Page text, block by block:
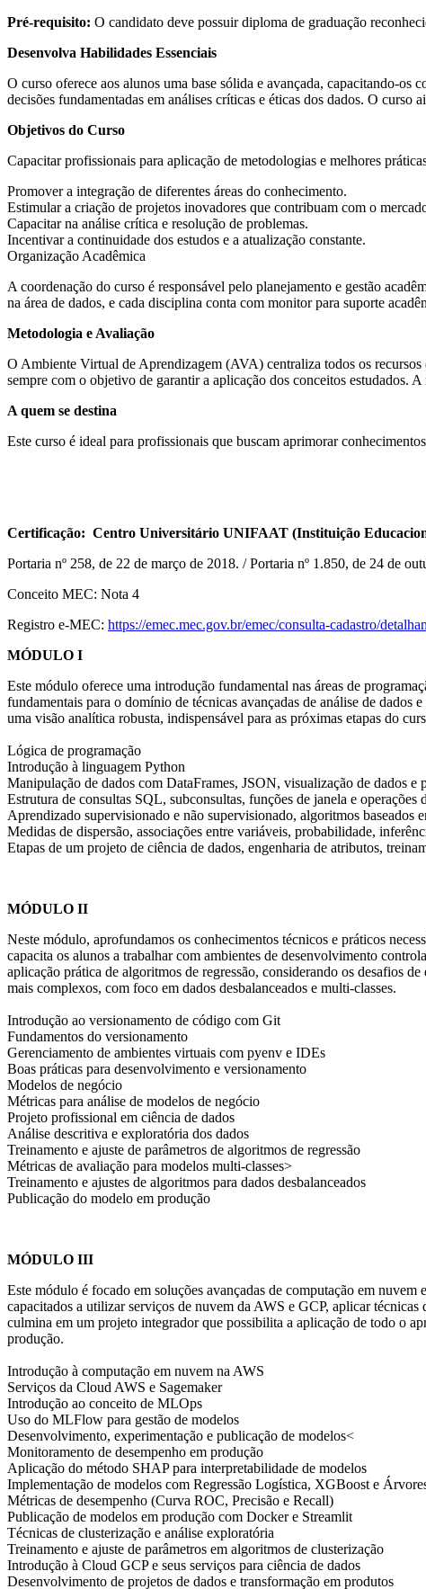
Pré-requisito: O candidato deve possuir diploma de graduação
Desenvolva Habilidades Essenciais
O curso oferece aos alunos uma base sólida e avançada, capacitando-os
decisões fundamentadas em análises críticas e éticas dos dados. O
Objetivos do Curso
Capacitar profissionais para aplicação de metodologias e melhores
Promover a integração de diferentes áreas do conhecimento.
Estimular a criação de projetos inovadores que contribuam com o
Capacitar na análise crítica e resolução de problemas.
Incentivar a continuidade dos estudos e a atualização constante.
Organização Acadêmica
A coordenação do curso é responsável pelo planejamento e gestão
na área de dados, e cada disciplina conta com monitor para suporte
Metodologia e Avaliação
O Ambiente Virtual de Aprendizagem (AVA) centraliza todos os
sempre com o objetivo de garantir a aplicação dos conceitos estudados.
A quem se destina
Este curso é ideal para profissionais que buscam aprimorar
Certificação: Centro Universitário UNIFAAT (Instituição
Portaria nº 258, de 22 de março de 2018. / Portaria nº 1.850, de 24 de
Conceito MEC: Nota 4
Registro e-MEC: https://emec.mec.gov.br/emec/consulta-cadastro/
MÓDULO I
Este módulo oferece uma introdução fundamental nas áreas de
fundamentais para o domínio de técnicas avançadas de análise de
uma visão analítica robusta, indispensável para as próximas etapas do
Lógica de programação
Introdução à linguagem Python
Manipulação de dados com DataFrames, JSON, visualização de dados e
Estrutura de consultas SQL, subconsultas, funções de janela e operações
Aprendizado supervisionado e não supervisionado, algoritmos baseados
Medidas de dispersão, associações entre variáveis, probabilidade,
Etapas de um projeto de ciência de dados, engenharia de atributos,
MÓDULO II
Neste módulo, aprofundamos os conhecimentos técnicos e práticos
capacita os alunos a trabalhar com ambientes de desenvolvimento
aplicação prática de algoritmos de regressão, considerando os desafios
mais complexos, com foco em dados desbalanceados e multi-classes.
Introdução ao versionamento de código com Git
Fundamentos do versionamento
Gerenciamento de ambientes virtuais com pyenv e IDEs
Boas práticas para desenvolvimento e versionamento
Modelos de negócio
Métricas para análise de modelos de negócio
Projeto profissional em ciência de dados
Análise descritiva e exploratória dos dados
Treinamento e ajuste de parâmetros de algoritmos de regressão
Métricas de avaliação para modelos multi-classes>
Treinamento e ajustes de algoritmos para dados desbalanceados
Publicação do modelo em produção
MÓDULO III
Este módulo é focado em soluções avançadas de computação em
capacitados a utilizar serviços de nuvem da AWS e GCP, aplicar
culmina em um projeto integrador que possibilita a aplicação de todo o
produção.
Introdução à computação em nuvem na AWS
Serviços da Cloud AWS e Sagemaker
Introdução ao conceito de MLOps
Uso do MLFlow para gestão de modelos
Desenvolvimento, experimentação e publicação de modelos<
Monitoramento de desempenho em produção
Aplicação do método SHAP para interpretabilidade de modelos
Implementação de modelos com Regressão Logística, XGBoost e
Métricas de desempenho (Curva ROC, Precisão e Recall)
Publicação de modelos em produção com Docker e Streamlit
Técnicas de clusterização e análise exploratória
Treinamento e ajuste de parâmetros em algoritmos de clusterização
Introdução à Cloud GCP e seus serviços para ciência de dados
Desenvolvimento de projetos de dados e transformação em produtos